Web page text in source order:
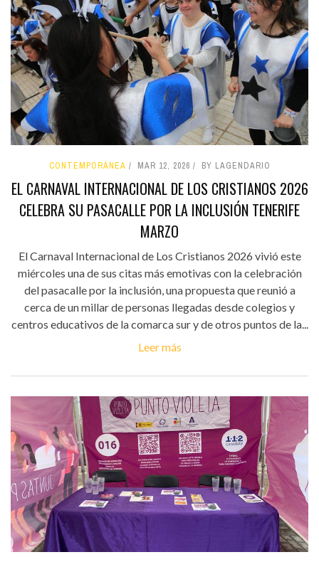
CONTEMPORÁNEA MAR 12, 2026 BY LAGENDARIO
EL CARNAVAL INTERNACIONAL DE LOS CRISTIANOS 2026
CELEBRA SU PASACALLE POR LA INCLUSIÓN TENERIFE
MARZO
El Carnaval Internacional de Los Cristianos 2026 vivió este
miércoles una de sus citas más emotivas con la celebración
del pasacalle por la inclusión, una propuesta que reunió a
cerca de un millar de personas llegadas desde colegios y
centros educativos de la comarca sur y de otros puntos de la...
Leer más